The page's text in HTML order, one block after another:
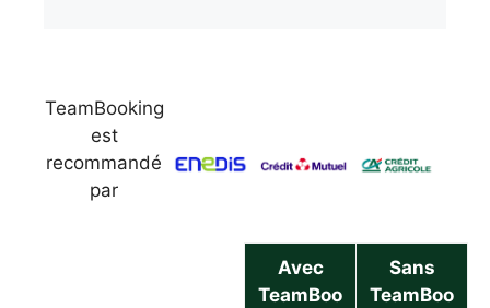
TeamBooking
est
recommandé
par
Avec
TeamBoo
Sans
TeamBoo